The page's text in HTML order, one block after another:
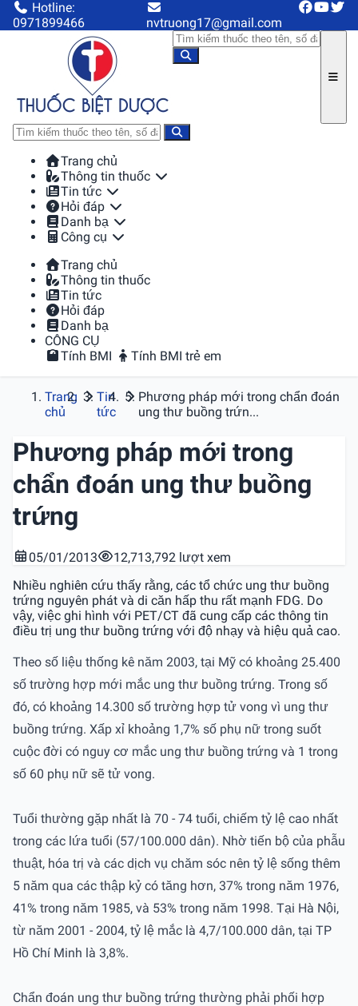
Hotline:
0971899466
nvtruong17@gmail.com
Trang chủ
Thông tin thuốc
Tin tức
Hỏi đáp
Danh bạ
Công cụ
Trang chủ
Thông tin thuốc
Tin tức
Hỏi đáp
Danh bạ
CÔNG CỤ
Tính BMI
Tính BMI trẻ em
Trang
chủ
Tin
tức
Phương pháp mới trong chẩn đoán
ung thư buồng trứn...
Phương pháp mới trong
chẩn đoán ung thư buồng
trứng
05/01/2013
12,713,792 lượt xem
Nhiều nghiên cứu thấy rằng, các tổ chức ung thư buồng
trứng nguyên phát và di căn hấp thu rất mạnh FDG. Do
vậy, việc ghi hình với PET/CT đã cung cấp các thông tin
điều trị ung thư buồng trứng với độ nhạy và hiệu quả cao.
Theo số liệu thống kê năm 2003, tại Mỹ có khoảng 25.400
số trường hợp mới mắc ung thư buồng trứng. Trong số
đó, có khoảng 14.300 số trường hợp tử vong vì ung thư
buồng trứng. Xấp xỉ khoảng 1,7% số phụ nữ trong suốt
cuộc đời có nguy cơ mắc ung thư buồng trứng và 1 trong
số 60 phụ nữ sẽ tử vong.
Tuổi thường gặp nhất là 70 - 74 tuổi, chiếm tỷ lệ cao nhất
trong các lứa tuổi (57/100.000 dân). Nhờ tiến bộ của phẫu
thuật, hóa trị và các dịch vụ chăm sóc nên tỷ lệ sống thêm
5 năm qua các thập kỷ có tăng hơn, 37% trong năm 1976,
41% trong năm 1985, và 53% trong năm 1998. Tại Hà Nội,
từ năm 2001 - 2004, tỷ lệ mắc là 4,7/100.000 dân, tại TP
Hồ Chí Minh là 3,8%.
Chẩn đoán ung thư buồng trứng thường phải phối hợp